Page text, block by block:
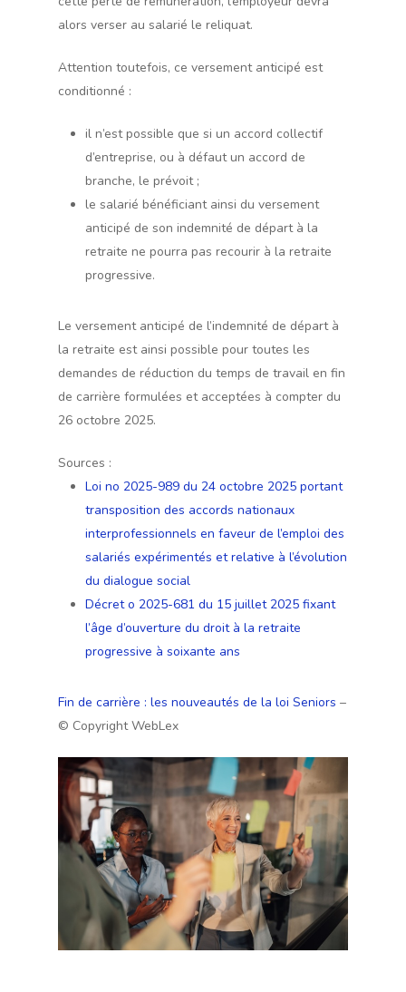
alors verser au salarié le reliquat.
Attention toutefois, ce versement anticipé est
conditionné :
il n’est possible que si un accord collectif
d’entreprise, ou à défaut un accord de
branche, le prévoit ;
le salarié bénéficiant ainsi du versement
anticipé de son indemnité de départ à la
retraite ne pourra pas recourir à la retraite
progressive.
Le versement anticipé de l’indemnité de départ à
la retraite est ainsi possible pour toutes les
demandes de réduction du temps de travail en fin
de carrière formulées et acceptées à compter du
26 octobre 2025.
Sources :
Loi no 2025-989 du 24 octobre 2025 portant
transposition des accords nationaux
interprofessionnels en faveur de l’emploi des
salariés expérimentés et relative à l’évolution
du dialogue social
Décret o 2025-681 du 15 juillet 2025 fixant
l’âge d’ouverture du droit à la retraite
progressive à soixante ans
Fin de carrière : les nouveautés de la loi Seniors –
© Copyright WebLex